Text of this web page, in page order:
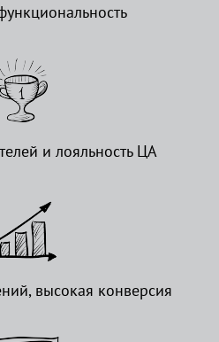
и лояльность ЦА
высокая конверсия